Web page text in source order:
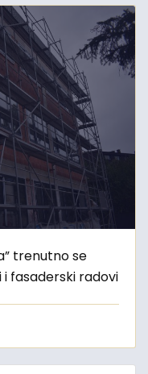
trenutno se
fasaderski radovi